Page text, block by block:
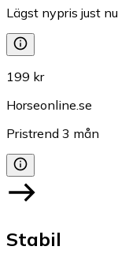
Lägst nypris just nu
199 kr
Horseonline.se
Pristrend 3 mån
Stabil